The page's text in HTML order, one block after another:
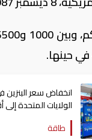
انخفاض سعر البنزين
الولايات المتحدة إلى
من أربعة دولارات
طاقة